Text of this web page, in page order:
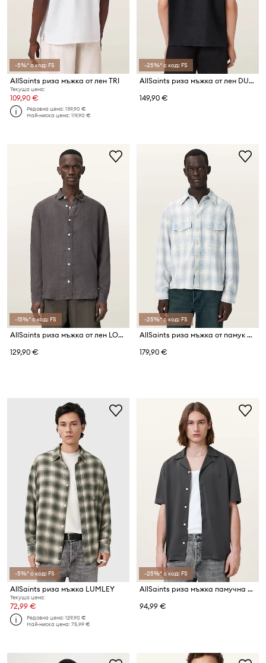
-5%* с код: FS
AllSaints риза мъжка от лен TRI
Текуща цена:
109,90 €
Редовна цена:139,90 €
Най-ниска цена:119,90 €
-25%* с код: FS
AllSaints риза мъжка от лен DUNLOE
149,90 €
-15%* с код: FS
AllSaints риза мъжка от лен LOOM
129,90 €
-25%* с код: FS
AllSaints риза мъжка от памук SANTOS
179,90 €
-5%* с код: FS
AllSaints риза мъжка LUMLEY
Текуща цена:
72,99 €
Редовна цена:129,90 €
Най-ниска цена:75,99 €
-25%* с код: FS
AllSaints риза мъжка памучна HUDSON
94,99 €